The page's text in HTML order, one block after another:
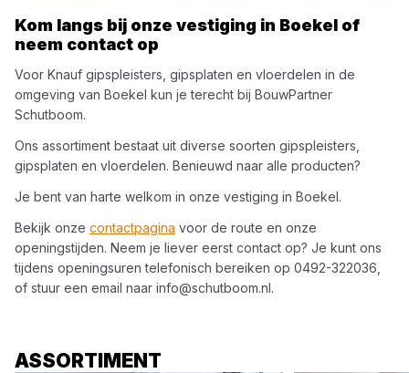
Kom langs bij onze vestiging in Boekel of
neem contact op
Voor Knauf gipspleisters, gipsplaten en vloerdelen in de
omgeving van Boekel kun je terecht bij BouwPartner
Schutboom.
Ons assortiment bestaat uit diverse soorten gipspleisters,
gipsplaten en vloerdelen. Benieuwd naar alle producten?
Je bent van harte welkom in onze vestiging in Boekel.
Bekijk onze contactpagina voor de route en onze
openingstijden. Neem je liever eerst contact op? Je kunt ons
tijdens openingsuren telefonisch bereiken op 0492-322036
of stuur een email naar info@schutboom.nl.
ASSORTIMENT